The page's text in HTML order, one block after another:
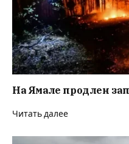
На Ямале продлен
Читать далее